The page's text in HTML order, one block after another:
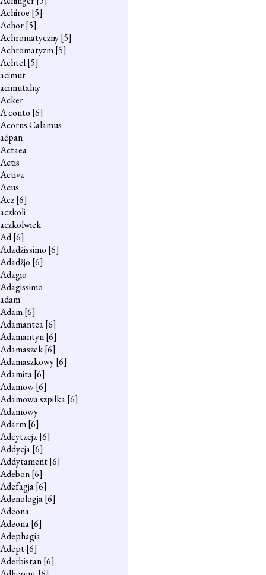
Achiroe [5]
Achor[5]
Achromatyczny[5]
Achromatyzm[5]
Achtel[5]
acimut
acimutalny
Acker
A conto [6]
Acorus Calamus
aćpan
Actaea
Actis
Activa
Acus
Acz[6]
aczkoli
aczkolwiek
Ad[6]
Adadżissimo [6]
Adadżjo [6]
Adagio
Adagissimo
adam
Adam[6]
Adamantea[6]
Adamantyn[6]
Adamaszek[6]
Adamaszkowy[6]
Adamita[6]
Adamow[6]
Adamowa szpilka[6]
Adamowy
Adarm[6]
Adcytacja[6]
Addycja[6]
Addytament[6]
Adebon[6]
Adefagja[6]
Adenologja[6]
Adeona
Adeona[6]
Adephagia
Adept[6]
Aderbistan[6]